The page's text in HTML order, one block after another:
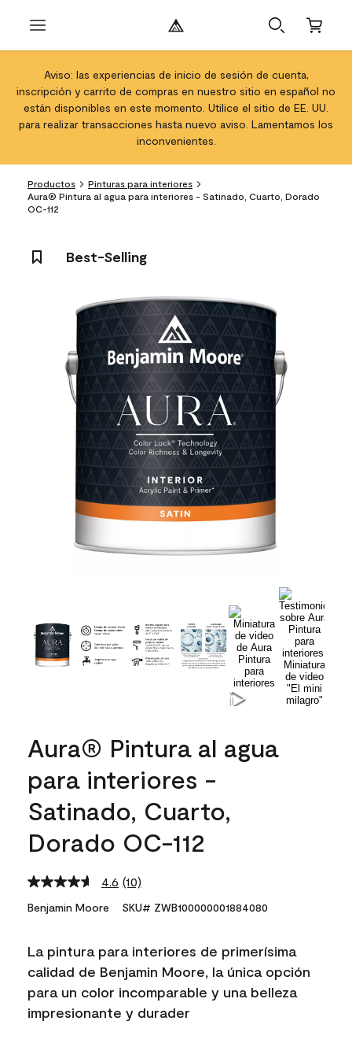
Aviso: las experiencias de inicio de sesión de cuenta,
inscripción y carrito de compras en nuestro sitio en español no
están disponibles en este momento. Utilice el sitio de EE. UU.
para realizar transacciones hasta nuevo aviso. Lamentamos los
inconvenientes.
Productos
Pinturas para interiores
Aura® Pintura al agua para interiores - Satinado, Cuarto, Dorado
OC-112
Best-Selling
Aura® Pintura al agua
para interiores -
Satinado, Cuarto,
Dorado OC-112
4.6 Read
10
Reviews.
link.
(10)
Benjamin Moore SKU# ZWB100000001884080
La pintura para interiores de primerísima
calidad de Benjamin Moore, la única opción
para un color incomparable y una belleza
impresionante y durader